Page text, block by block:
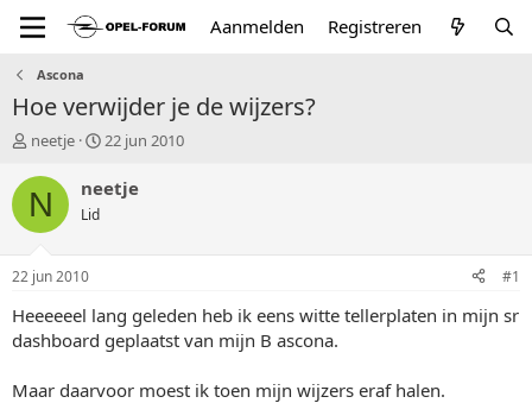
Aanmelden Registreren
Ascona
Hoe verwijder je de wijzers?
T
p
t
a
r
e
neetje
S
a
u
22 jun 2010
N neetje
Lid
22 jun 2010 #1
Heeeeeel lang geleden heb ik eens witte tellerplaten in mijn sr
dashboard geplaatst van mijn B ascona.
Maar daarvoor moest ik toen mijn wijzers eraf halen.